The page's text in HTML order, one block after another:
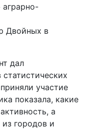
Двойных в
дал
участие
показала, какие
а
городов и